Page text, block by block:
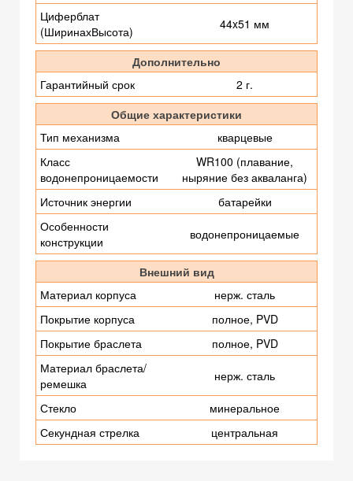
Циферблат
(ШиринахВысота)
44x51 мм
Дополнительно
Гарантийный срок
2 г.
Общие характеристики
Тип механизма
кварцевые
Класс
водонепроницаемости
WR100 (плавание,
ныряние без акваланга)
Источник энергии
батарейки
Особенности
конструкции
водонепроницаемые
Внешний вид
Материал корпуса
нерж. сталь
Покрытие корпуса
полное, PVD
Покрытие браслета
полное, PVD
Материал браслета/
ремешка
нерж. сталь
Стекло
минеральное
Секундная стрелка
центральная